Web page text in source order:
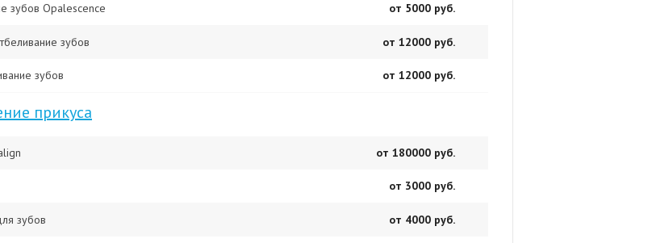
зубов Opalescence от 5000 руб.
зубов от 12000 руб.
зубов от 12000 руб.
прикуса
от 180000 руб.
от 3000 руб.
зубов от 4000 руб.